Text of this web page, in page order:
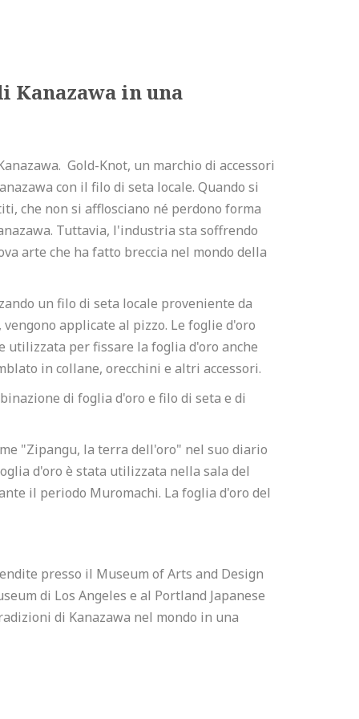
in una
Gold-Knot, un marchio di accessori
con il filo di seta locale. Quando si
che non si afflosciano né perdono forma
Tuttavia, l'industria sta soffrendo
arte che ha fatto breccia nel mondo della
un filo di seta locale proveniente da
applicate al pizzo. Le foglie d'oro
utilizzata per fissare la foglia d'oro anche
in collane, orecchini e altri accessori.
di foglia d'oro e filo di seta e di
"Zipangu, la terra dell'oro" nel suo diario
d'oro è stata utilizzata nella sala del
il periodo Muromachi. La foglia d'oro del
presso il Museum of Arts and Design
di Los Angeles e al Portland Japanese
di Kanazawa nel mondo in una